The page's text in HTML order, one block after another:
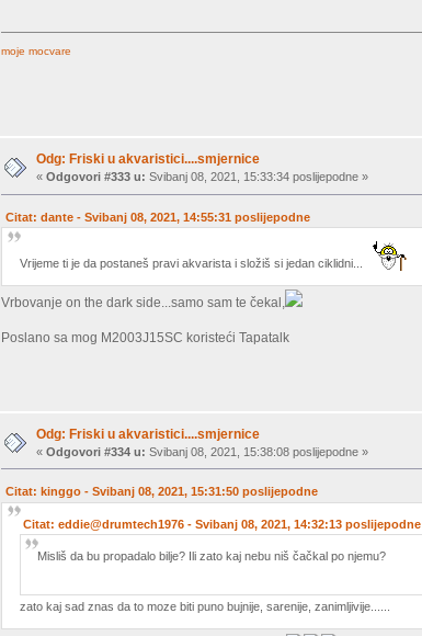
moje mocvare
Odg: Friski u akvaristici....smjernice
«Odgovori #333 u: Svibanj 08, 2021, 15:33:34 poslijepodne »
Citat: dante - Svibanj 08, 2021, 14:55:31 poslijepodne
Vrijeme ti je da postaneš pravi akvarista i složiš si jedan ciklidni...
Vrbovanje on the dark side...samo sam te čekal,
Poslano sa mog M2003J15SC koristeći Tapatalk
Odg: Friski u akvaristici....smjernice
«Odgovori #334 u: Svibanj 08, 2021, 15:38:08 poslijepodne »
Citat: kinggo - Svibanj 08, 2021, 15:31:50 poslijepodne
Citat: eddie@drumtech1976 - Svibanj 08, 2021, 14:32:13 poslijepodne
Misliš da bu propadalo bilje? Ili zato kaj nebu niš čačkal po njemu?
zato kaj sad znas da to moze biti puno bujnije, sarenije, zanimljivije......